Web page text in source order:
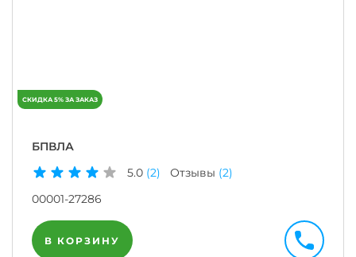
БПВЛА
5.0 (2) Отзывы (2)
00001-27286
В КОРЗИНУ